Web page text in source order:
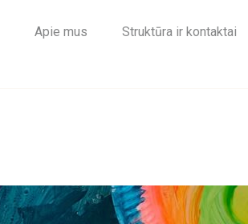
Apie mus Struktūra ir kontaktai